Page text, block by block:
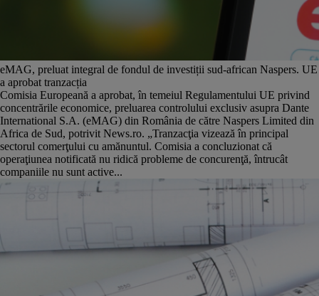
eMAG, preluat integral de fondul de investiții sud-african Naspers. UE
a aprobat tranzacția
Comisia Europeană a aprobat, în temeiul Regulamentului UE privind
concentrările economice, preluarea controlului exclusiv asupra Dante
International S.A. (eMAG) din România de către Naspers Limited din
Africa de Sud, potrivit News.ro. „Tranzacţia vizează în principal
sectorul comerţului cu amănuntul. Comisia a concluzionat că
operaţiunea notificată nu ridică probleme de concurenţă, întrucât
companiile nu sunt active...